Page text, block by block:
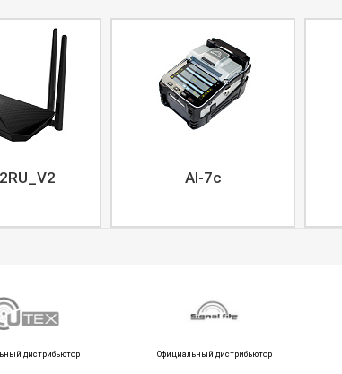
AI-7c
дистрибьютор Официальный дистрибьютор